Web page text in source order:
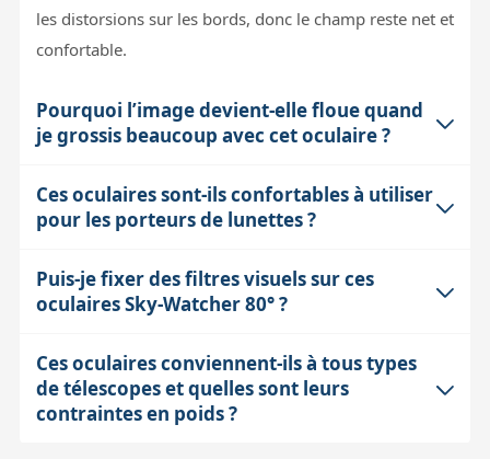
les distorsions sur les bords, donc le champ reste net et
confortable.
Pourquoi l’image devient-elle floue quand
je grossis beaucoup avec cet oculaire ?
La netteté à fort grossissement dépend de plusieurs
facteurs : la turbulence atmosphérique limite la
de votre instrument fixe une limite physique. Même le
meilleur oculaire ne peut compenser cela. De plus, un
grossissement trop élevé diminue la luminosité de
l’image et amplifie les défauts optiques et de mise au
point, ce qui peut donner une image floue ou instable.
Ces oculaires sont-ils confortables à utiliser
pour les porteurs de lunettes ?
Oui, ils proposent un relief d’œil d’au moins 14 mm, ce
qui signifie que vous pouvez observer sans avoir à
porteurs de lunettes, qui peuvent ainsi garder leurs
lunettes et profiter pleinement du champ large et
Puis-je fixer des filtres visuels sur ces
oculaires Sky-Watcher 80° ?
Absolument. Ces oculaires disposent d’un filetage
standard de 28 mm permettant de visser des filtres au
format 31.75 mm. C’est une option très pratique pour
Ces oculaires conviennent-ils à tous types
de télescopes et quelles sont leurs
contraintes en poids ?